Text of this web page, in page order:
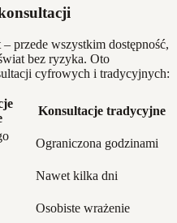
przede wszystkim dostępność,
bez ryzyka. Oto
cyfrowych i tradycyjnych:
Konsultacje tradycyjne
Ograniczona godzinami
Nawet kilka dni
Osobiste wrażenie